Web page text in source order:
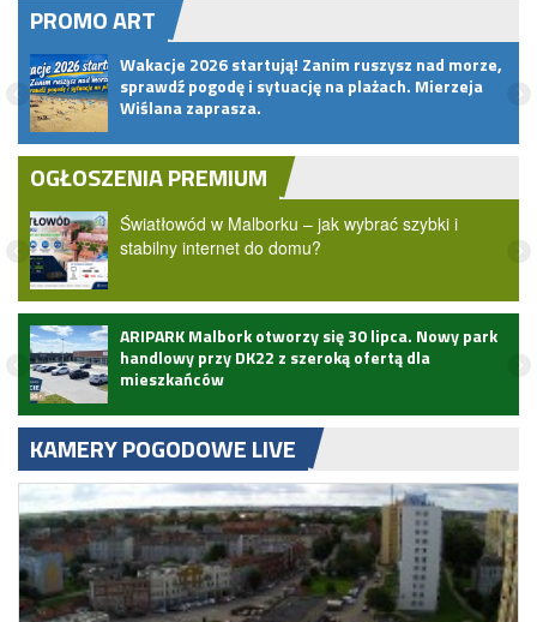
PROMO ART
Wakacje 2026 startują! Zanim ruszysz nad morze,
sprawdź pogodę i sytuację na plażach. Mierzeja
Wiślana zaprasza.
OGŁOSZENIA PREMIUM
Światłowód w Malborku – jak wybrać szybki i
stabilny internet do domu?
ARIPARK Malbork otworzy się 30 lipca. Nowy park
handlowy przy DK22 z szeroką ofertą dla
mieszkańców
KAMERY POGODOWE LIVE